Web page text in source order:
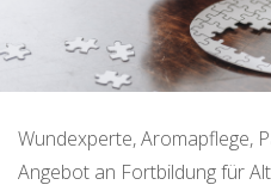
Wundexperte, Aromapflege,
Angebot an Fortbildung für